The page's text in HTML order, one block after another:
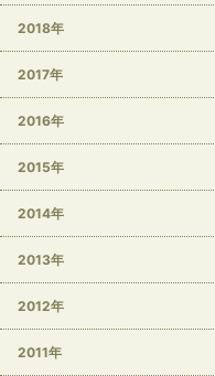
2018年
2017年
2016年
2015年
2014年
2013年
2012年
2011年